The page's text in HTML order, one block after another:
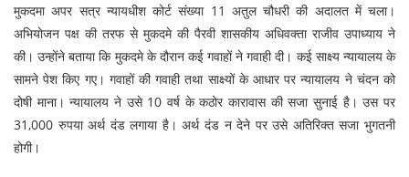
मुकदमा अपर सत्र न्यायधीश कोर्ट संख्या 11 अतुल चौधरी की अदालत में चला।
अभियोजन पक्ष की तरफ से मुकदमे की पैरवी शासकीय अधिवक्ता राजीव उपाध्याय ने
की। उन्होंने बताया कि मुकदमे के दौरान कई गवाहों ने गवाही दी। कई साक्ष्य न्यायालय के
सामने पेश किए गए। गवाहों की गवाही तथा साक्ष्यों के आधार पर न्यायालय ने चंदन को
दोषी माना। न्यायालय ने उसे 10 वर्ष के कठोर कारावास की सजा सुनाई है। उस पर
31,000 रुपया अर्थ दंड लगाया है। अर्थ दंड न देने पर उसे अतिरिक्त सजा भुगतनी
होगी।